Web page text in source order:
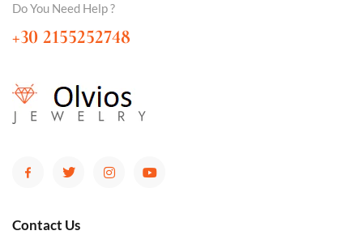
Do You Need Help ?
+30 2155252748
Contact Us